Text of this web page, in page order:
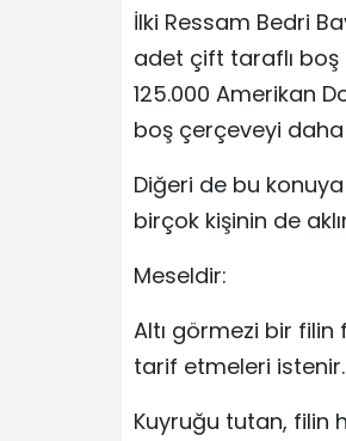
İlki Ressam Bedri
adet çift taraflı boş
125.000 Amerikan
boş çerçeveyi daha
Diğeri de bu
birçok kişinin de
Meseldir:
Altı görmezi bir filin
tarif etmeleri istenir.
Kuyruğu tutan, filin